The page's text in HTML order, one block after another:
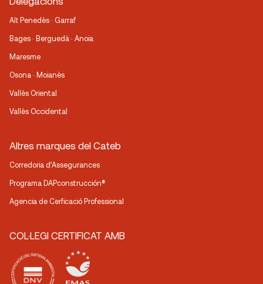
Alt Penedès · Garraf
Bages · Berguedà · Anoia
Maresme
Osona · Moianès
Vallès Oriental
Vallès Occidental
Altres marques del Cateb
Corredoria d’Assegurances
Programa DAPconstrucción®
Agencia de Cerficació Professional
COL·LEGI CERTIFICAT AMB